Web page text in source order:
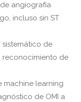
angiografía
incluso sin ST
sistemático de
de
machine learning
de OMI a